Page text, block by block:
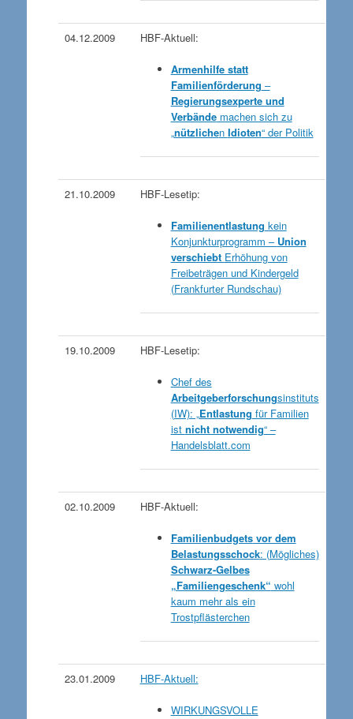
04.12.2009 HBF-Aktuell:
Armenhilfe statt
Familienförderung –
Regierungsexperte und
Verbändemachen sich zu
„nützlichen Idioten“ der Politik
21.10.2009 HBF-Lesetip:
Familienentlastung kein
Konjunkturprogramm – Union
verschiebt Erhöhung von
Freibeträgen und Kindergeld
(Frankfurter Rundschau)
19.10.2009 HBF-Lesetip:
Chef des
Arbeitgeberforschungsinstituts
(IW): „Entlastung für Familien
ist nicht notwendig“ –
Handelsblatt.com
02.10.2009 HBF-Aktuell:
Familienbudgetsvor dem
Belastungsschock: (Mögliches)
Schwarz-Gelbes
„Familiengeschenk“ wohl
kaum mehr als ein
Trostpflästerchen
23.01.2009 HBF-Aktuell:
WIRKUNGSVOLLE